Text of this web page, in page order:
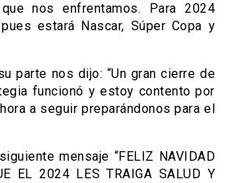
nos enfrentamos. Para 2024
estará Nascar, Súper Copa y
parte nos dijo: “Un gran cierre de
funcionó y estoy contento por
a seguir preparándonos para el
mensaje “FELIZ NAVIDAD
EL 2024 LES TRAIGA SALUD Y